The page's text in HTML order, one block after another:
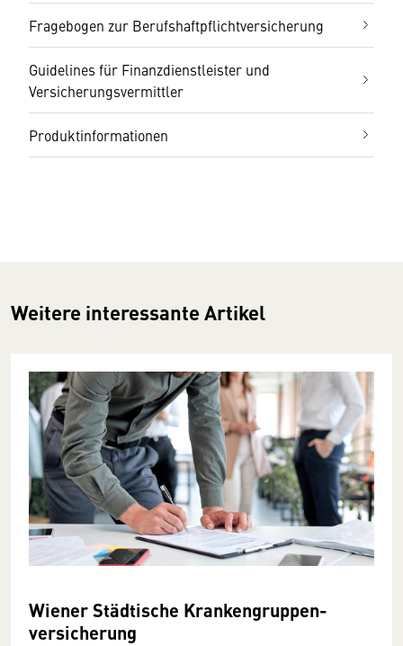
Fragebogen zur Berufshaftpflichtversicherung
Guidelines für Finanzdienstleister und
Versicherungsvermittler
Produktinformationen
Weitere interessante Artikel
Wiener Städtische Kranken­gruppen­
versicherung